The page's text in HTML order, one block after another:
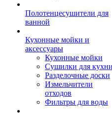
Полотенцесушители для
ванной
Кухонные мойки и
аксессуары
Кухонные мойки
Сушилки для кухни
Разделочные доски
Измельчители
отходов
Фильтры для воды